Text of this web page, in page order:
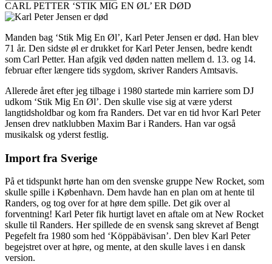
CARL PETTER ‘STIK MIG EN ØL’ ER DØD
Manden bag ‘Stik Mig En Øl’, Karl Peter Jensen er død. Han blev
71 år. Den sidste øl er drukket for Karl Peter Jensen, bedre kendt
som Carl Petter. Han afgik ved døden natten mellem d. 13. og 14.
februar efter længere tids sygdom, skriver Randers Amtsavis.
Allerede året efter jeg tilbage i 1980 startede min karriere som DJ
udkom ‘Stik Mig En Øl’. Den skulle vise sig at være yderst
langtidsholdbar og kom fra Randers. Det var en tid hvor Karl Peter
Jensen drev natklubben Maxim Bar i Randers. Han var også
musikalsk og yderst festlig.
Import fra Sverige
På et tidspunkt hørte han om den svenske gruppe New Rocket, som
skulle spille i København. Dem havde han en plan om at hente til
Randers, og tog over for at høre dem spille. Det gik over al
forventning! Karl Peter fik hurtigt lavet en aftale om at New Rocket
skulle til Randers. Her spillede de en svensk sang skrevet af Bengt
Pegefelt fra 1980 som hed ‘Köppäbävisan’. Den blev Karl Peter
begejstret over at høre, og mente, at den skulle laves i en dansk
version.